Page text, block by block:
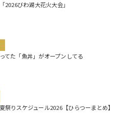
2026びわ湖大花火大会」
てた「魚丼」がオープンしてる
祭りスケジュール2026【ひらつーまとめ】